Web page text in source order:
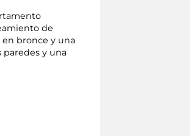
de
en bronce y una
paredes y una